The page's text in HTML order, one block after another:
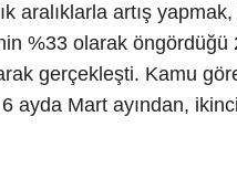
aralıklarla artış
%33 olarak öngördüğü
gerçekleşti. Kamu
6 ayda Mart ayından,